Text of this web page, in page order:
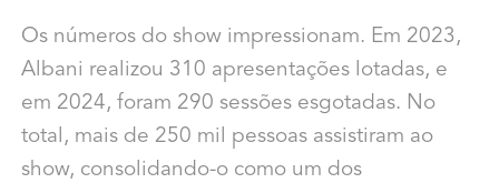
Os números do show impressionam. Em 2023,
Albani realizou 310 apresentações lotadas, e
em 2024, foram 290 sessões esgotadas. No
total, mais de 250 mil pessoas assistiram ao
show, consolidando-o como um dos